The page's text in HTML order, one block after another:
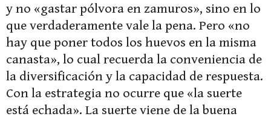
y no «gastar pólvora en zamuros», sino en lo
que verdaderamente vale la pena. Pero «no
hay que poner todos los huevos en la misma
canasta», lo cual recuerda la conveniencia de
la diversificación y la capacidad de respuesta.
Con la estrategia no ocurre que «la suerte
está echada». La suerte viene de la buena